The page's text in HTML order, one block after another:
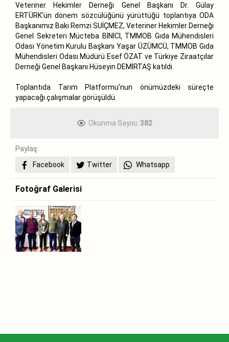
Veteriner Hekimler Derneği Genel Başkanı Dr. Gülay
ERTÜRK’ün dönem sözcülüğünü yürüttüğü toplantıya ODA
Başkanımız Baki Remzi SUİÇMEZ, Veteriner Hekimler Derneği
Genel Sekreteri Mücteba BİNİCİ, TMMOB Gıda Mühendisleri
Odası Yönetim Kurulu Başkanı Yaşar ÜZÜMCÜ, TMMOB Gıda
Mühendisleri Odası Müdürü Esef ÖZAT ve Türkiye Ziraatçılar
Derneği Genel Başkanı Hüseyin DEMİRTAŞ katıldı.
Toplantıda Tarım Platformu’nun önümüzdeki süreçte
yapacağı çalışmalar görüşüldü.
Okunma Sayısı: 382
Paylaş:
Facebook
Twitter Whatsapp
Fotoğraf Galerisi